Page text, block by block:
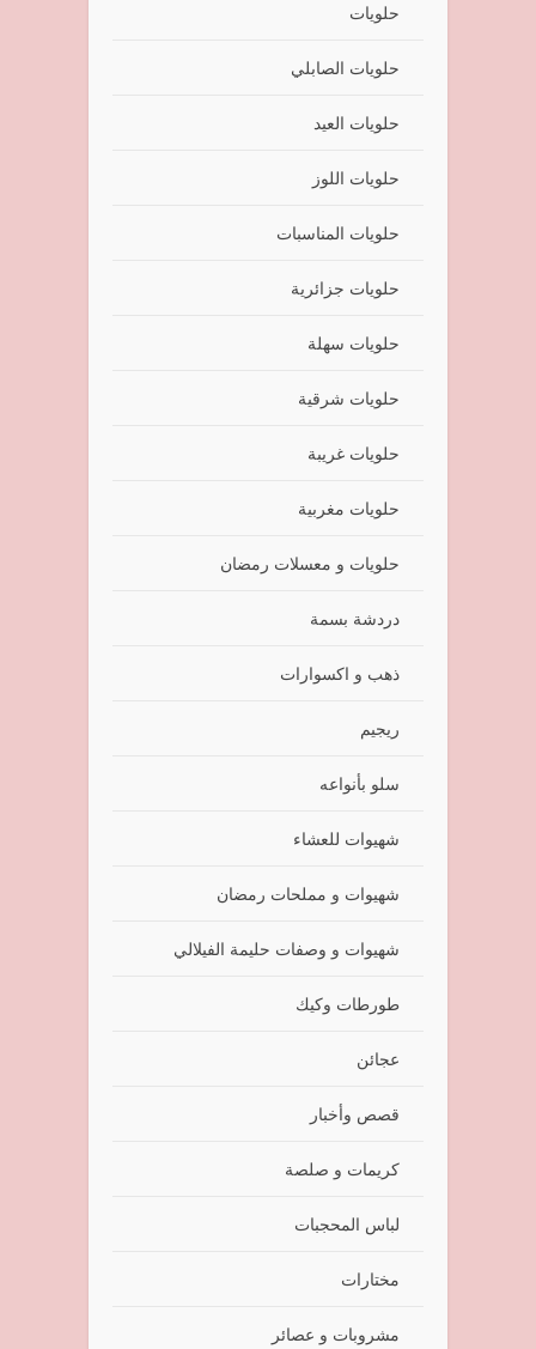
حلويات
حلويات الصابلي
حلويات العيد
حلويات اللوز
حلويات المناسبات
حلويات جزائرية
حلويات سهلة
حلويات شرقية
حلويات غريبة
حلويات مغربية
حلويات و معسلات رمضان
دردشة بسمة
ذهب و اكسوارات
ريجيم
سلو بأنواعه
شهيوات للعشاء
شهيوات و مملحات رمضان
شهيوات و وصفات حليمة الفيلالي
طورطات وكيك
عجائن
قصص وأخبار
كريمات و صلصة
لباس المحجبات
مختارات
مشروبات و عصائر